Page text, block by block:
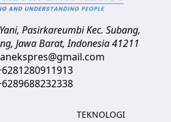
Pasirkareumbi Kec. Subang,
Jawa Barat,Indonesia41211
TEKNOLOGI